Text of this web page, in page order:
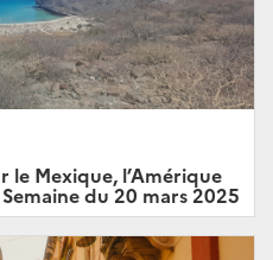
le Mexique, l’Amérique
du 20 mars 2025